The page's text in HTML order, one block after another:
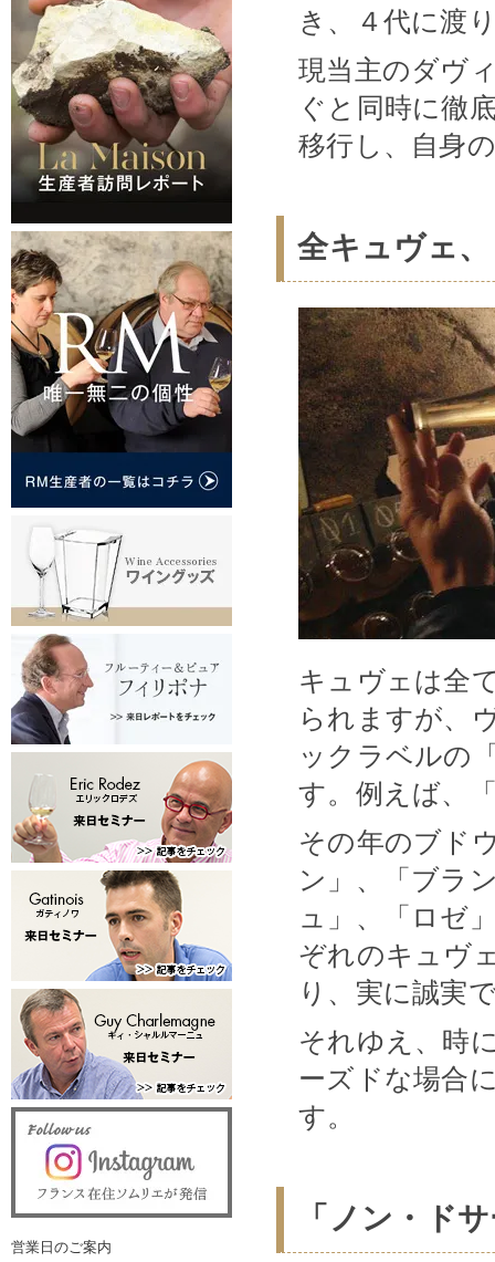
き、４代に渡
現当主のダヴ
ぐと同時に徹
移行し、自身
全キュヴェ
キュヴェは全
られますが、
ックラベルの
す。例えば、
その年のブド
ン」、「ブラ
ュ」、「ロゼ
ぞれのキュヴ
り、実に誠実
それゆえ、時
ーズドな場合
す。
「ノン・ド
営業日のご案内